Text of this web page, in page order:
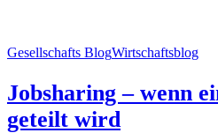
Gesellschafts BlogWirtschaftsblog
Jobsharing – wenn
geteilt wird